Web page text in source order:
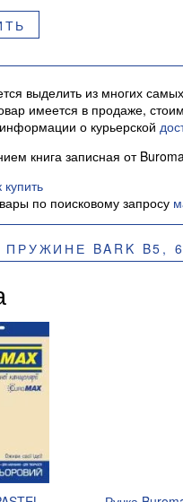
выделить из многих
имеется в продаже,
о курьерской
книга записная от
по поисковому запросу
B5, 60Л.,КЛ.,